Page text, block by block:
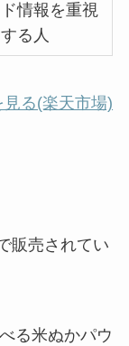
ド情報を重視
する人
る(楽天市場)
販売されてい
る米ぬかパウ